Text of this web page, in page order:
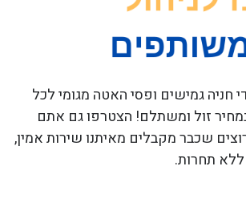
חניה גמישים ופסי האטה מגומי לכל
זול ומשתלם! הצטרפו גם אתם
שכבר מקבלים מאיתנו שירות אמין,
תחרות.